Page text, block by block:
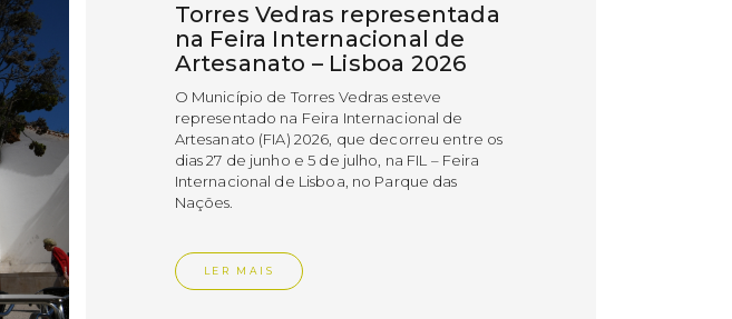
Torres Vedras representada
na Feira Internacional de
Artesanato – Lisboa 2026
O Município de Torres Vedras esteve
representado na Feira Internacional de
Artesanato (FIA) 2026, que decorreu entre os
dias 27 de junho e 5 de julho, na FIL – Feira
Internacional de Lisboa, no Parque das
Nações.
LER MAIS